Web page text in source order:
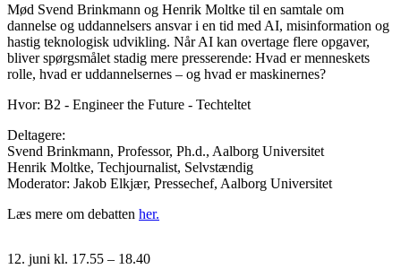
Mød Svend Brinkmann og Henrik Moltke til en samtale om
dannelse og uddannelsers ansvar i en tid med AI, misinformation og
hastig teknologisk udvikling. Når AI kan overtage flere opgaver,
bliver spørgsmålet stadig mere presserende: Hvad er menneskets
rolle, hvad er uddannelsernes – og hvad er maskinernes?
Hvor: B2 - Engineer the Future - Techteltet
Deltagere:
Svend Brinkmann, Professor, Ph.d., Aalborg Universitet
Henrik Moltke, Techjournalist, Selvstændig
Moderator: Jakob Elkjær, Pressechef, Aalborg Universitet
Læs mere om debatten her.
12. juni kl. 17.55 – 18.40